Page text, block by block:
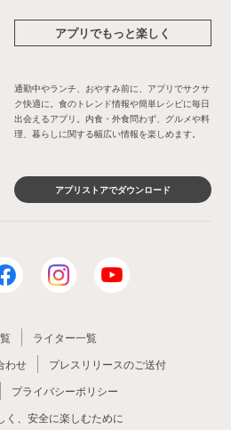
アプリでもっと楽しく
通勤中やランチ、おやすみ前に、アプリでサクサ
ク快適に。食のトレンド情報や簡単レシピに毎日
出会えるアプリ。内食・外食問わず、グルメや料
理、暮らしに関する幅広い情報を楽しめます。
アプリストアでダウンロード
ライター一覧
わせ
プレスリリースのご送付
プライバシーポリシー
く、安全に楽しむために